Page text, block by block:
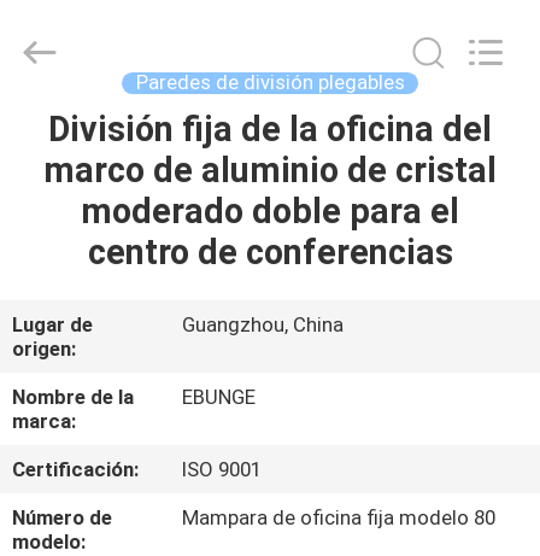
HOGAR
PRODUCTOS
NOSOTROS
VIAJE
DE
LA
FÁBRICA
Material
Industrial
Paredes de división plegables
División fija de la oficina del
marco de aluminio de cristal
moderado doble para el
centro de conferencias
Lugar de
origen:
Guangzhou, China
Nombre de la
marca:
EBUNGE
Certificación:
ISO 9001
Número de
modelo:
Mampara de oficina fija modelo 80